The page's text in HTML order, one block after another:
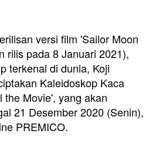
versi film 'Sailor Moon
rilis pada 8 Januari 2021),
terkenal di dunia, Koji
Kaleidoskop Kaca
the Movie', yang akan
21 Desember 2020 (Senin),
PREMICO.